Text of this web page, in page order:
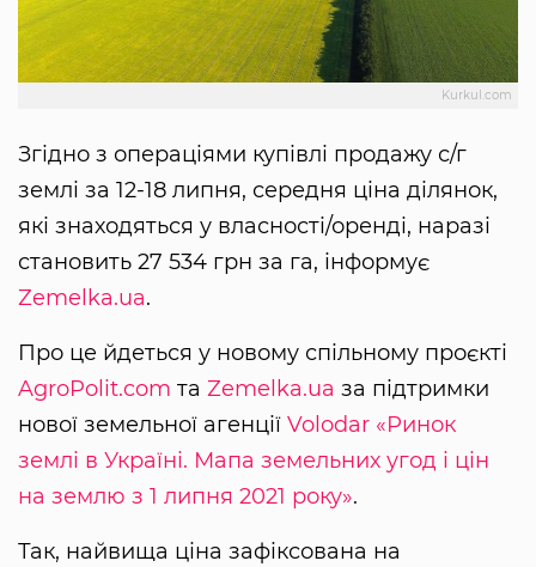
Kurkul.com
Згідно з операціями купівлі продажу с/г
землі за 12-18 липня, середня ціна ділянок,
які знаходяться у власності/оренді, наразі
становить 27 534 грн за га, інформує
Zemelka.ua.
Про це йдеться у новому спільному проєкті
AgroPolit.com та Zemelka.ua за підтримки
нової земельної агенції Volodar «Ринок
землі в Україні. Мапа земельних угод і цін
на землю з 1 липня 2021 року».
Так, найвища ціна зафіксована на